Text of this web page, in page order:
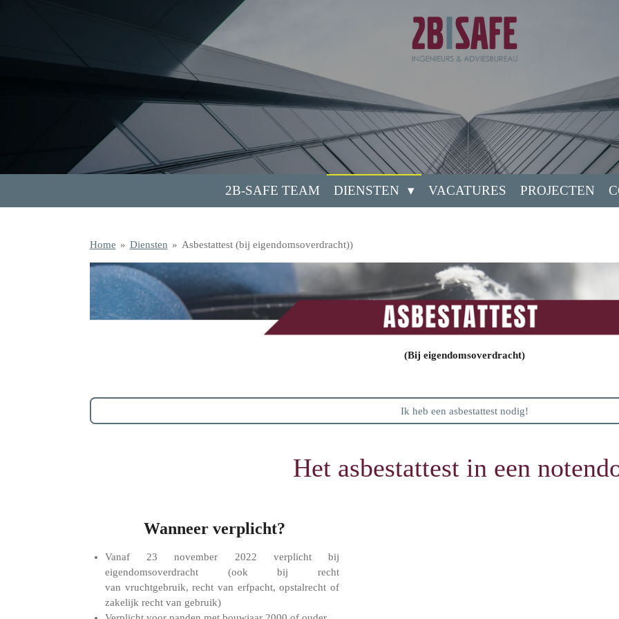
2B-SAFE TEAM DIENSTEN VACATURES PROJECTEN
Home » Diensten » Asbestattest (bij eigendomsoverdracht))
(Bij eigendomsoverdracht)
Ik heb een asbestattest nodig!
Het asbestattest in een
Wanneer verplicht?
Vanaf 23 november 2022 verplicht bij
eigendomsoverdracht (ook bij recht
van vruchtgebruik, recht van erfpacht, opstalrecht of
zakelijk recht van gebruik)